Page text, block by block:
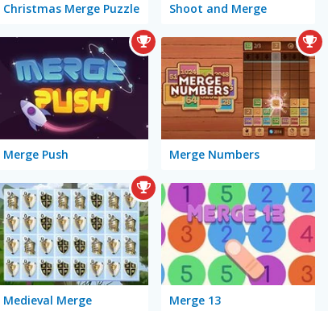
Christmas Merge Puzzle Shoot and Merge
Merge Push Merge Numbers
Medieval Merge Merge 13